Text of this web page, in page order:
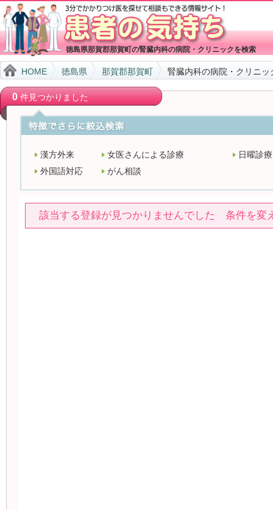
徳島県那賀郡那賀町の腎臓内科の病院・クリニックを検索
HOME 徳島県 那賀郡那賀町 腎臓内科の病院・クリニ
0件見つかりました
漢方外来 女医さんによる診療
日曜診療
外国語対応
がん相談
該当する登録が見つかりませんでした 条件を